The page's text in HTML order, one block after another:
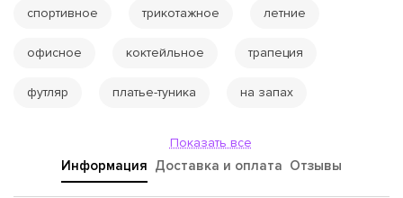
спортивное трикотажное летние
офисное коктейльное трапеция
футляр платье-туника на запах
Показать все
Информация Доставка и оплата Отзывы